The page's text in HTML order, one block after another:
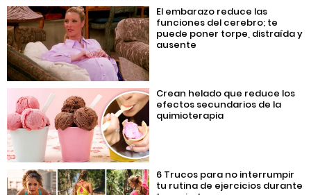
El embarazo reduce las
funciones del cerebro; te
puede poner torpe, distraída y
ausente
Crean helado que reduce los
efectos secundarios de la
quimioterapia
6 Trucos para no interrumpir
tu rutina de ejercicios durante